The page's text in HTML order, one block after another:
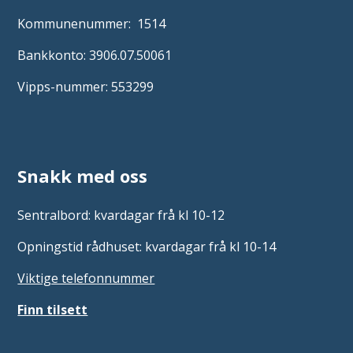
Kommunenummer: 1514
Bankkonto: 3906.07.50061
Vipps-nummer: 553299
Snakk med oss
Sentralbord: kvardagar frå kl 10-12
Opningstid rådhuset: kvardagar frå kl 10-14
Viktige telefonnummer
Finn tilsett